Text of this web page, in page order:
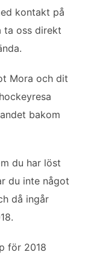
kontakt på
ta oss direkt
Mora och dit
bakom
du har löst
du inte något
då ingår
för 2018